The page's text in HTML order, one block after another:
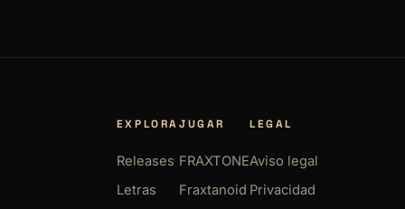
EXPLORA
Releases
Letras
JUGAR
FRAXTONE
Fraxtanoid
LEGAL
Aviso legal
Privacidad